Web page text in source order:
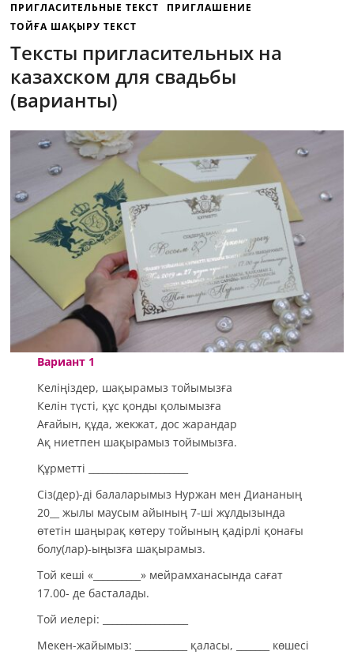
ПРИГЛАСИТЕЛЬНЫЕ ТЕКСТ
ПРИГЛАШЕНИЕ
ТОЙҒА ШАҚЫРУ ТЕКСТ
Тексты пригласительных на
казахском для свадьбы
(варианты)
Вариант 1
Келіңіздер, шақырамыз тойымызға
Келін түсті, құс қонды қолымызға
Ағайын, құда, жекжат, дос жарандар
Ақ ниетпен шақырамыз тойымызға.
Құрметті _____________________
Сіз(дер)-ді балаларымыз Нуржан мен Диананың
20__ жылы маусым айының 7-ші жұлдызында
өтетін шаңырақ көтеру тойының қадірлі қонағы
болу(лар)-ыңызға шақырамыз.
Той кеші «__________» мейрамханасында сағат
17.00- де басталады.
Той иелері: __________________
Мекен-жайымыз: ___________ қаласы, _______ көшесі